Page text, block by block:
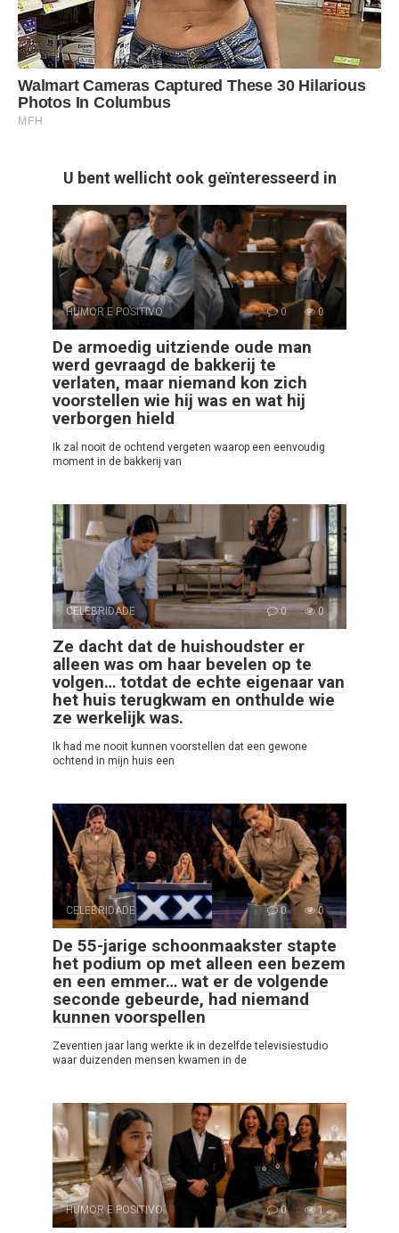
U bent wellicht ook geïnteresseerd in
HUMOR E POSITIVO 0 0
De armoedig uitziende oude man
werd gevraagd de bakkerij te
verlaten, maar niemand kon zich
voorstellen wie hij was en wat hij
verborgen hield
Ik zal nooit de ochtend vergeten waarop een eenvoudig
moment in de bakkerij van
CELEBRIDADE 0 0
Ze dacht dat de huishoudster er
alleen was om haar bevelen op te
volgen… totdat de echte eigenaar van
het huis terugkwam en onthulde wie
ze werkelijk was.
Ik had me nooit kunnen voorstellen dat een gewone
ochtend in mijn huis een
CELEBRIDADE 0 0
De 55-jarige schoonmaakster stapte
het podium op met alleen een bezem
en een emmer… wat er de volgende
seconde gebeurde, had niemand
kunnen voorspellen
Zeventien jaar lang werkte ik in dezelfde televisiestudio
waar duizenden mensen kwamen in de
HUMOR E POSITIVO 0 1